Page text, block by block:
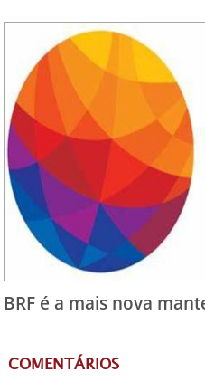
BRF é a mais nova
COMENTÁRIOS